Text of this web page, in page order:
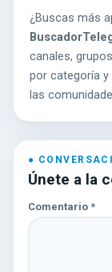
¿Buscas más
canales,
por categoría y
las
Únete a la
Comentario *